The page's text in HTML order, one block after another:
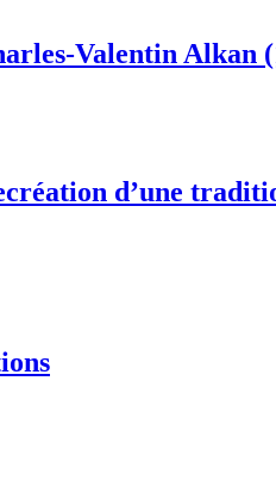
Valentin Alkan
d’une